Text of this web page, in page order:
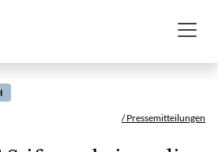
/ Pressemitteilungen